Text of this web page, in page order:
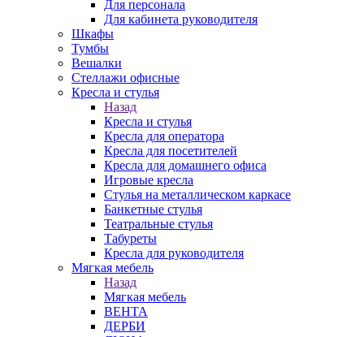
Для персонала
Для кабинета руководителя
Шкафы
Тумбы
Вешалки
Стеллажи офисные
Кресла и стулья
Назад
Кресла и стулья
Кресла для оператора
Кресла для посетителей
Кресла для домашнего офиса
Игровые кресла
Стулья на металлическом каркасе
Банкетные стулья
Театральные стулья
Табуреты
Кресла для руководителя
Мягкая мебель
Назад
Мягкая мебель
ВЕНТА
ДЕРБИ